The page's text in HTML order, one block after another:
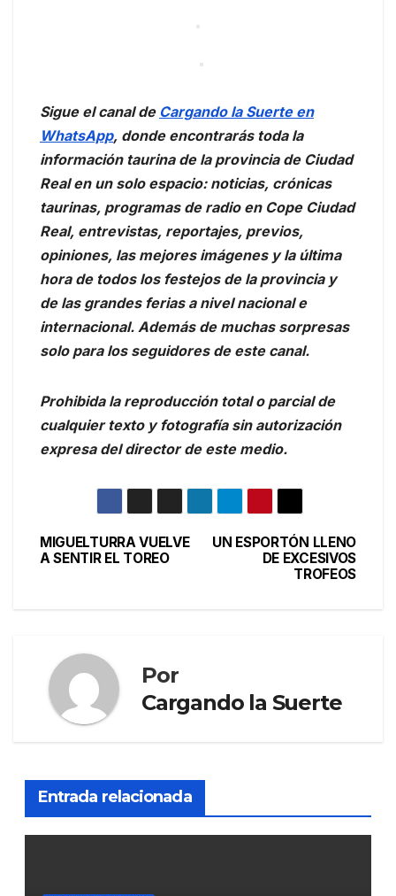
Sigue el canal de Cargando la Suerte en
WhatsApp, donde encontrarás toda la
información taurina de la provincia de Ciudad
Real en un solo espacio: noticias, crónicas
taurinas, programas de radio en Cope Ciudad
Real, entrevistas, reportajes, previos,
opiniones, las mejores imágenes y la última
hora de todos los festejos de la provincia y
de las grandes ferias a nivel nacional e
internacional. Además de muchas sorpresas
solo para los seguidores de este canal.
Prohibida la reproducción total o parcial de
cualquier texto y fotografía sin autorización
expresa del director de este medio.
UN ESPORTÓN LLENO
DE EXCESIVOS
TROFEOS
MIGUELTURRA VUELVE
A SENTIR EL TOREO
Por
Cargando la Suerte
Entrada relacionada